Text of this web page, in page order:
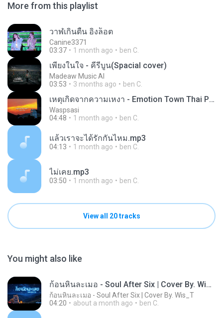
More from this playlist
วาฬเกินตื้น อิงล็อต
Canine3371
03:37
1 month ago ben C.
เพียงในใจ - คีรีบูน(Spacial cover)
Madeaw Music AI
03:53
3 months ago ben C.
เหตุเกิดจากความเหงา - Emotion Town Thai Pop-Rock reinterpretation by Wasp
Waspsasi
04:48
1 month ago ben C.
แล้วเราจะได้รักกันไหม.mp3
04:13 1 month ago ben C.
ไม่เคย.mp3
03:50 1 month ago ben C.
View all 20 tracks
You might also like
ก้อนหินละเมอ - Soul After Six | Cover By. Wis_T
ก้อนหินละเมอ - Soul After Six | Cover By. Wis_T
04:20
about a month ago ben C.